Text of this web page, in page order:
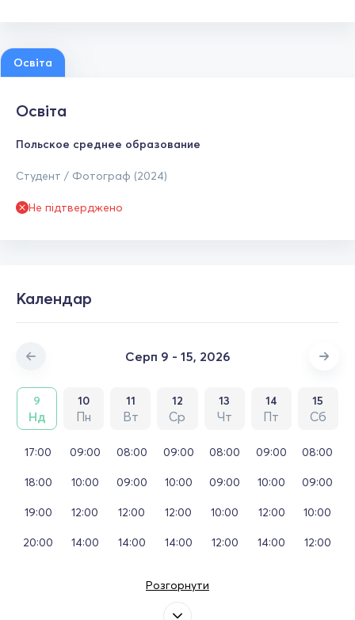
Освіта
Освіта
Польское среднее образование
Студент / Фотограф (2024)
Не підтверджено
Календар
Серп 9 - 15, 2026
9
Нд
10
Пн
11
Вт
12
Ср
13
Чт
14
Пт
15
Сб
17:00
18:00
19:00
20:00
09:00
10:00
12:00
14:00
08:00
09:00
12:00
14:00
09:00
10:00
12:00
14:00
08:00
09:00
10:00
12:00
09:00
10:00
12:00
14:00
08:00
09:00
10:00
12:00
Розгорнути